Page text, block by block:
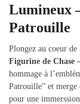
Lumineux
Patrouille
Plongez au coeur de
Figurine de
hommage à
Patrouille” et merge
pour une